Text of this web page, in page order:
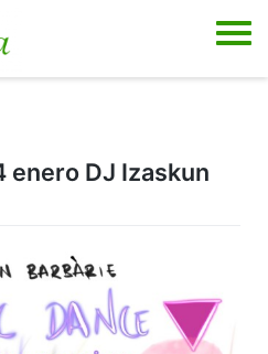
enero DJ Izaskun